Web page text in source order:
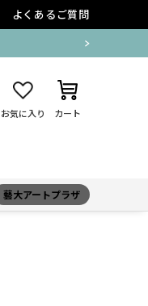
よくあるご質問
お気に入り カート
藝大アートプラザ